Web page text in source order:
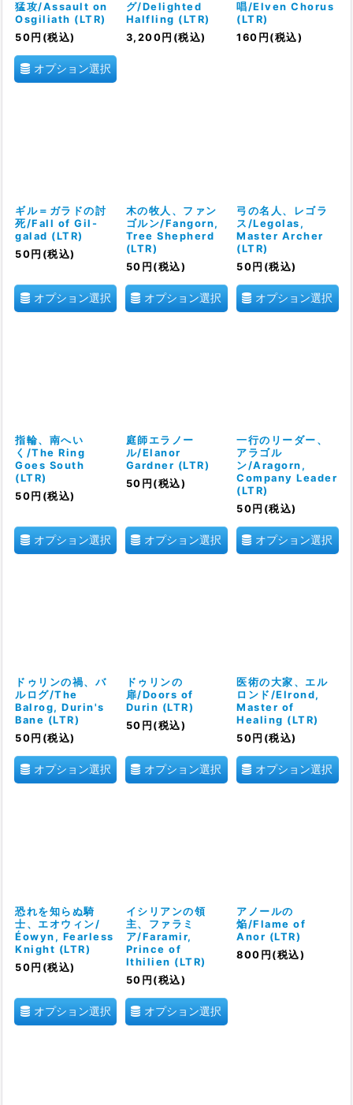
猛攻/Assault on
Osgiliath (LTR)
50 円 (税込)
オプション選択
グ/Delighted
Halfling (LTR)
3,200 円 (税込)
唱/Elven Chorus
(LTR)
160 円 (税込)
ギル＝ガラドの討
死/Fall of Gil-
galad (LTR)
50 円 (税込)
オプション選択
木の牧人、ファン
ゴルン/Fangorn,
Tree Shepherd
(LTR)
50 円 (税込)
オプション選択
弓の名人、レゴラ
ス/Legolas,
Master Archer
(LTR)
50 円 (税込)
オプション選択
指輪、南へい
く/The Ring
Goes South
(LTR)
50 円 (税込)
オプション選択
庭師エラノー
ル/Elanor
Gardner (LTR)
50 円 (税込)
オプション選択
一行のリーダー、
アラゴル
ン/Aragorn,
Company Leader
(LTR)
50 円 (税込)
オプション選択
ドゥリンの禍、バ
ルログ/The
Balrog, Durin's
Bane (LTR)
50 円 (税込)
オプション選択
ドゥリンの
扉/Doors of
Durin (LTR)
50 円 (税込)
オプション選択
医術の大家、エル
ロンド/Elrond,
Master of
Healing (LTR)
50 円 (税込)
オプション選択
恐れを知らぬ騎
士、エオウィン/
Éowyn, Fearless
Knight (LTR)
50 円 (税込)
オプション選択
イシリアンの領
主、ファラミ
ア/Faramir,
Prince of
Ithilien (LTR)
50 円 (税込)
オプション選択
アノールの
焔/Flame of
Anor (LTR)
800 円 (税込)